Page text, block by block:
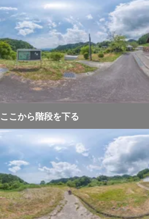
ここから階段を下る